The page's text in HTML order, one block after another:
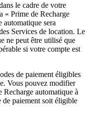
le cadre de votre
« Prime de Recharge
automatique sera
Services de location. Le
ne peut être utilisé que
si votre compte est
de paiement éligibles
Vous pouvez modifier
automatique à
paiement soit éligible